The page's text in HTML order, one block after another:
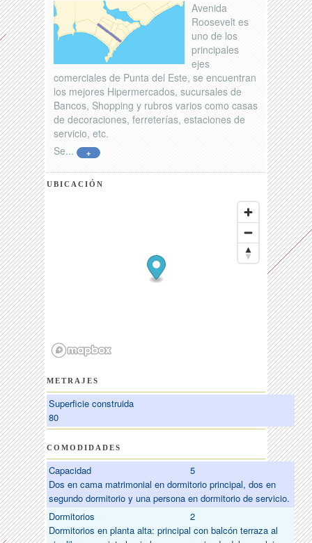
Avenida
Roosevelt es
uno de los
principales
ejes
comerciales de Punta del Este, se encuentran
los mejores Hipermercados, sucursales de
Bancos, Shopping y rubros varios como casas
de decoraciones, ferreterías, estaciones de
servicio, etc.
Se...
+
UBICACIÓN
METRAJES
Superficie construida
80
COMODIDADES
Capacidad
5
Dos en cama matrimonial en dormitorio principal, dos en
segundo dormitorio y una persona en dormitorio de servicio.
Dormitorios
2
Dormitorios en planta alta: principal con balcón terraza al